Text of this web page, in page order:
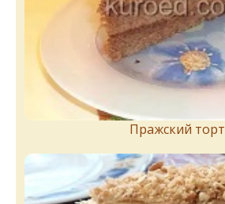
Пражский торт